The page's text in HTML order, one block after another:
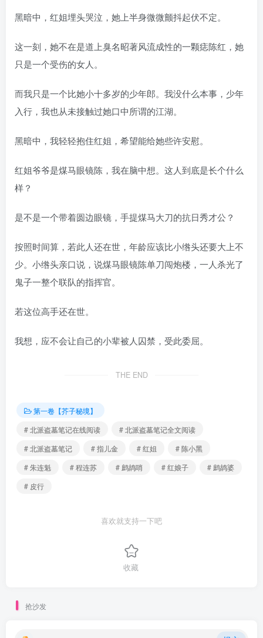
黑暗中，红姐埋头哭泣，她上半身微微颤抖起伏不定。
这一刻，她不在是道上臭名昭著风流成性的一颗痣陈红，她
只是一个受伤的女人。
而我只是一个比她小十多岁的少年郎。我没什么本事，少年
入行，我也从未接触过她口中所谓的江湖。
黑暗中，我轻轻抱住红姐，希望能给她些许安慰。
红姐爷爷是煤马眼镜陈，我在脑中想。这人到底是长个什么
样？
是不是一个带着圆边眼镜，手提煤马大刀的抗日秀才公？
按照时间算，若此人还在世，年龄应该比小绺头还要大上不
少。小绺头亲口说，说煤马眼镜陈单刀闯炮楼，一人杀光了
鬼子一整个联队的指挥官。
若这位高手还在世。
我想，应不会让自己的小辈被人囚禁，受此委屈。
THE END
第一卷【芥子秘境】
# 北派盗墓笔记在线阅读
# 北派盗墓笔记全文阅读
# 北派盗墓笔记
# 指儿金 # 红姐
# 陈小黑
# 朱连魁
# 程连苏 # 鹧鸪哨 # 红娘子
# 鹧鸪婆
# 皮行
喜欢就支持一下吧
收藏
抢沙发